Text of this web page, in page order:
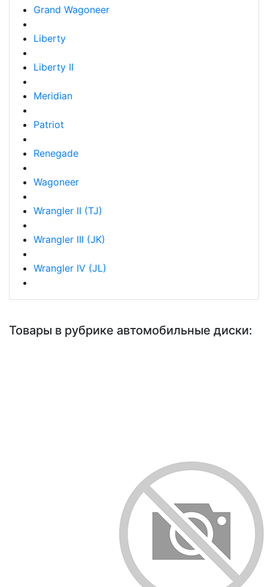
Grand Wagoneer
Liberty
Liberty II
Meridian
Patriot
Renegade
Wagoneer
Wrangler II (TJ)
Wrangler III (JK)
Wrangler IV (JL)
Товары в рубрике автомобильные диски: